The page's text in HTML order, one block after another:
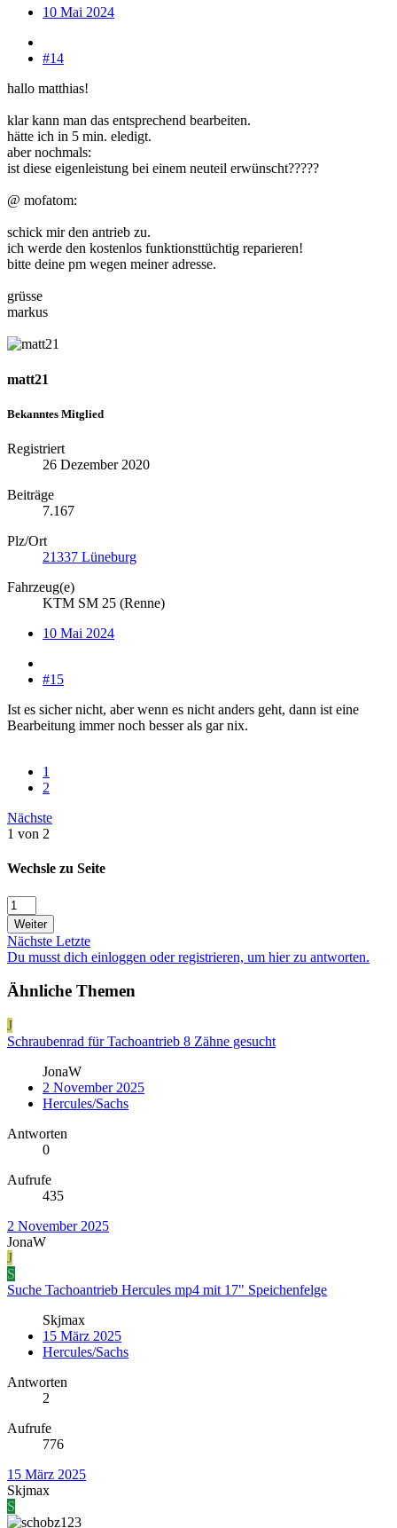
10 Mai 2024
#14
hallo matthias!
klar kann man das entsprechend bearbeiten.
hätte ich in 5 min. eledigt.
aber nochmals:
ist diese eigenleistung bei einem neuteil erwünscht?????
@ mofatom:
schick mir den antrieb zu.
ich werde den kostenlos funktionsttüchtig reparieren!
bitte deine pm wegen meiner adresse.
grüsse
markus
matt21
Bekanntes Mitglied
Registriert
26 Dezember 2020
Beiträge
7.167
Plz/Ort
21337 Lüneburg
Fahrzeug(e)
KTM SM 25 (Renne)
10 Mai 2024
#15
Ist es sicher nicht, aber wenn es nicht anders geht, dann ist eine
Bearbeitung immer noch besser als gar nix.
1
2
Nächste
1 von 2
Wechsle zu Seite
Weiter
Nächste Letzte
Du musst dich einloggen oder registrieren, um hier zu antworten.
Ähnliche Themen
J
Schraubenrad für Tachoantrieb 8 Zähne gesucht
JonaW
2 November 2025
Hercules/Sachs
Antworten
0
Aufrufe
435
2 November 2025
JonaW
J
S
Suche Tachoantrieb Hercules mp4 mit 17" Speichenfelge
Skjmax
15 März 2025
Hercules/Sachs
Antworten
2
Aufrufe
776
15 März 2025
Skjmax
S